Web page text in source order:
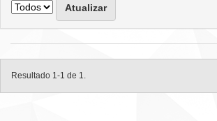
Resultado 1-1 de 1.